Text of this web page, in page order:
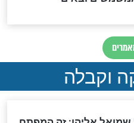
לחשב את הקץ?